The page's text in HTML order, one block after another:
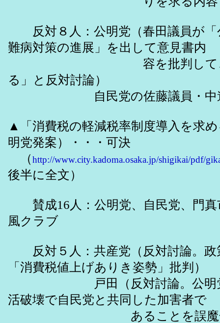
反対８人：公明党（春田議員が「
難病対策の進展」を出して意見書内
容を批判して、「
る」と反対討論）
自民党の佐藤議員・中
▲「消費税の軽減税率制度導入を求
明党発案）・・・可決
（http://www.city.kadoma.osaka.jp/shigikai/pdf/
後半に全文）
賛成16人：公明党、自民党、門真
風クラブ
反対５人：共産党（反対討論。政
「消費税値上げありき姿勢」批判）
戸田（反対討論。公明党
活破壊で自民党と共同した加害者で
あることを誤魔化し